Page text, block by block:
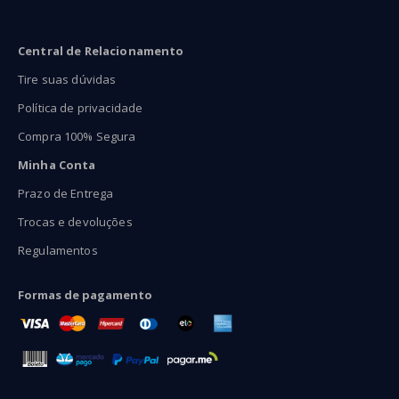
Central de Relacionamento
Tire suas dúvidas
Política de privacidade
Compra 100% Segura
Minha Conta
Prazo de Entrega
Trocas e devoluções
Regulamentos
Formas de pagamento